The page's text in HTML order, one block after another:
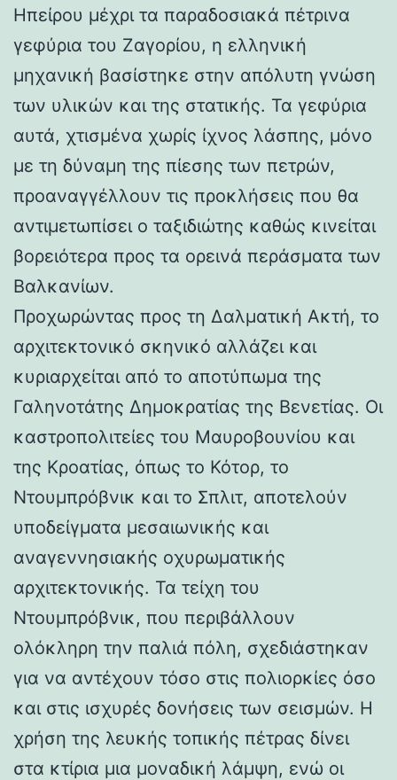
Ηπείρου μέχρι τα παραδοσιακά πέτρινα
γεφύρια του Ζαγορίου, η ελληνική
μηχανική βασίστηκε στην απόλυτη γνώση
των υλικών και της στατικής. Τα γεφύρια
αυτά, χτισμένα χωρίς ίχνος λάσπης, μόνο
με τη δύναμη της πίεσης των πετρών,
προαναγγέλλουν τις προκλήσεις που θα
αντιμετωπίσει ο ταξιδιώτης καθώς κινείται
βορειότερα προς τα ορεινά περάσματα των
Βαλκανίων.
Προχωρώντας προς τη Δαλματική Ακτή, το
αρχιτεκτονικό σκηνικό αλλάζει και
κυριαρχείται από το αποτύπωμα της
Γαληνοτάτης Δημοκρατίας της Βενετίας. Οι
καστροπολιτείες του Μαυροβουνίου και
της Κροατίας, όπως το Κότορ, το
Ντουμπρόβνικ και το Σπλιτ, αποτελούν
υποδείγματα μεσαιωνικής και
αναγεννησιακής οχυρωματικής
αρχιτεκτονικής. Τα τείχη του
Ντουμπρόβνικ, που περιβάλλουν
ολόκληρη την παλιά πόλη, σχεδιάστηκαν
για να αντέχουν τόσο στις πολιορκίες όσο
και στις ισχυρές δονήσεις των σεισμών. Η
χρήση της λευκής τοπικής πέτρας δίνει
στα κτίρια μια μοναδική λάμψη, ενώ οι